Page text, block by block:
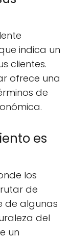
indica un
clientes.
ofrece una
de
es
los
de
de algunas
del
un